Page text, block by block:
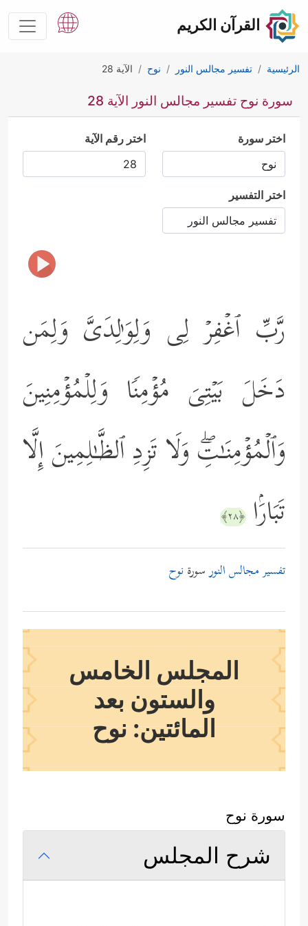
القرآن الكريم
الرئيسية تفسير مجالس النور نوح الآية 28
سورة نوح تفسير مجالس النور الآية 28
اختر سورة اختر رقم الآية
اختر التفسير
رَّبِّ ٱغۡفِرۡ لِی وَلِوَ ٰ⁠لِدَیَّ وَلِمَن
دَخَلَ بَیۡتِیَ مُؤۡمِنࣰا وَلِلۡمُؤۡمِنِینَ
وَٱلۡمُؤۡمِنَـٰتِۖ وَلَا تَزِدِ ٱلظَّـٰلِمِینَ إِلَّا
تَبَارَۢا ﴿٢٨﴾
تفسير مجالس النورسورة نوح
المجلس الخامس
والستون بعد
المائتين: نوح
سورة نوح
شرح المجلس